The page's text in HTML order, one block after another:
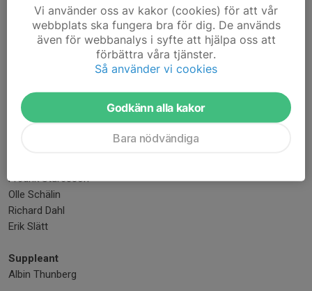
Ros-Marie Svalin
Monika Nilsson
Träning och Tävling
Fredrik Sturesson
Olle Schälin
Richard Dahl
Erik Slätt
Suppleant
Albin Thunberg
Vi använder oss av kakor (cookies) för att vår
webbplats ska fungera bra för dig. De används
även för webbanalys i syfte att hjälpa oss att
förbättra våra tjänster.
Så använder vi cookies
Godkänn alla kakor
Bara nödvändiga